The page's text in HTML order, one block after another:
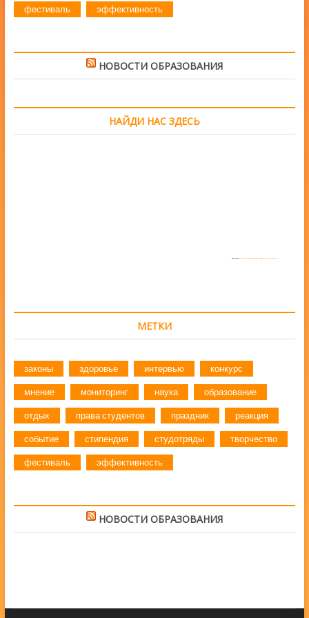
фестиваль эффективность
НОВОСТИ ОБРАЗОВАНИЯ
НАЙДИ НАС ЗДЕСЬ
МЕТКИ
законы здоровье интервью конкурс
мнение мониторинг наука образование
отдых права студентов праздник реакция
событие стипендия студотряды творчество
фестиваль эффективность
НОВОСТИ ОБРАЗОВАНИЯ